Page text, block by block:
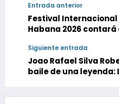
Entrada anterior
Festival Internacional
Habana 2026
Siguiente entrada
Joao Rafael Silva
baile de una leyenda: